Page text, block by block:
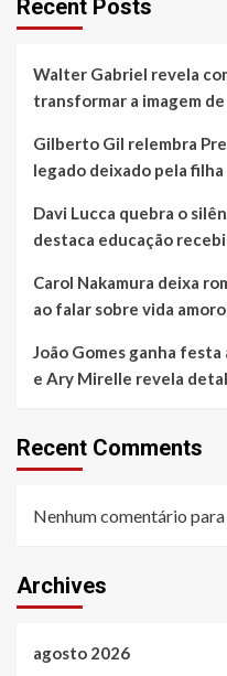
Recent Posts
Walter Gabriel revela
transformar a imagem
Gilberto Gil relembra
legado deixado pela filha
Davi Lucca quebra o
destaca educação
Carol Nakamura deixa
ao falar sobre vida
João Gomes ganha
e Ary Mirelle revela
Recent Comments
Nenhum comentário
Archives
agosto 2026